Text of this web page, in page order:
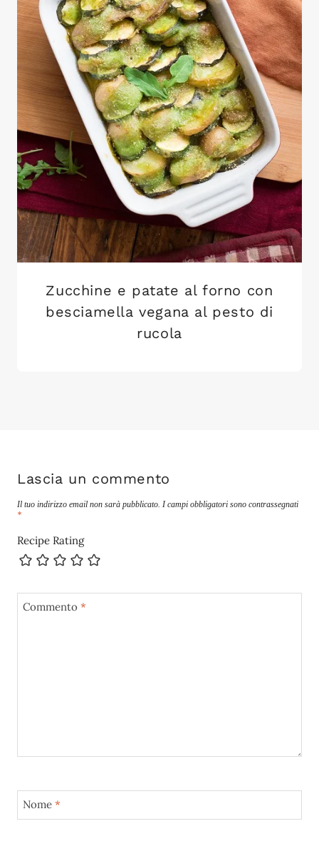
Zucchine e patate al forno con
besciamella vegana al pesto di
rucola
Lascia un commento
Il tuo indirizzo email non sarà pubblicato. I campi obbligatori sono contrassegnati
*
Recipe Rating
Commento *
Nome *